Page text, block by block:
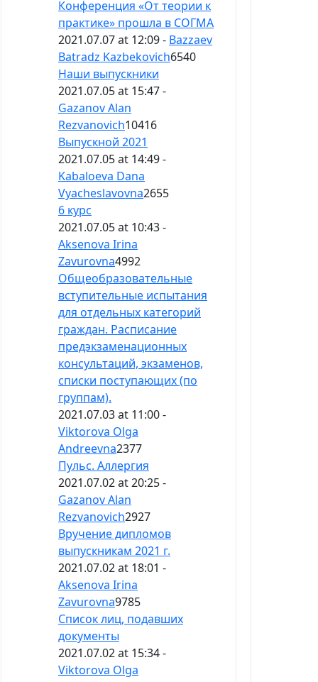
Конференция «От теории к
практике» прошла в СОГМА
2021.07.07 at 12:09 - Bazzaev
Batradz Kazbekovich6540
Наши выпускники
2021.07.05 at 15:47 -
Gazanov Alan
Rezvanovich10416
Выпускной 2021
2021.07.05 at 14:49 -
Kabaloeva Dana
Vyacheslavovna2655
6 курс
2021.07.05 at 10:43 -
Aksenova Irina
Zavurovna4992
Общеобразовательные
вступительные испытания
для отдельных категорий
граждан. Расписание
предэкзаменационных
консультаций, экзаменов,
списки поступающих (по
группам).
2021.07.03 at 11:00 -
Viktorova Olga
Andreevna2377
Пульс. Аллергия
2021.07.02 at 20:25 -
Gazanov Alan
Rezvanovich2927
Вручение дипломов
выпускникам 2021 г.
2021.07.02 at 18:01 -
Aksenova Irina
Zavurovna9785
Список лиц, подавших
документы
2021.07.02 at 15:34 -
Viktorova Olga